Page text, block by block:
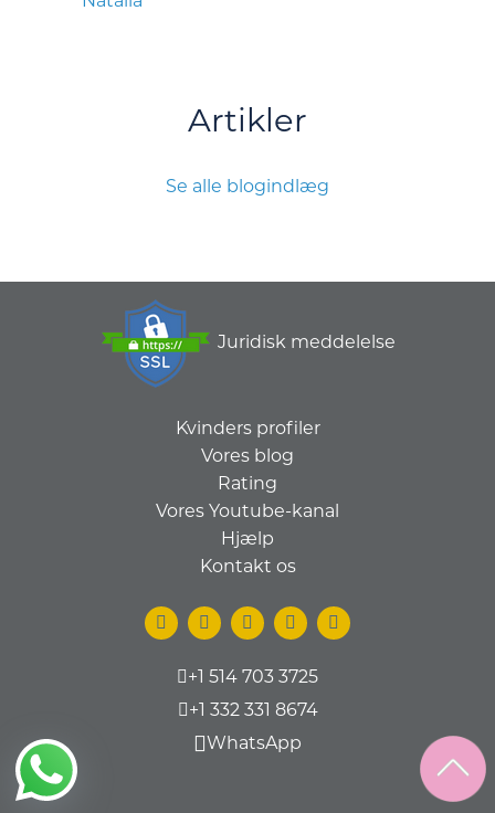
Artikler
Se alle blogindlæg
Juridisk meddelelse
Kvinders profiler
Vores blog
Rating
Vores Youtube-kanal
Hjælp
Kontakt os
+1 514 703 3725
+1 332 331 8674
WhatsApp